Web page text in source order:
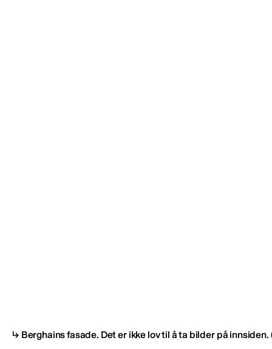
Berghains fasade. Det er ikke lov til å ta bilder på innsiden.